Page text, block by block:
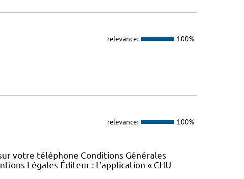
relevance: 100%
relevance: 100%
votre téléphone Conditions Générales
Légales Éditeur : L’application « CHU